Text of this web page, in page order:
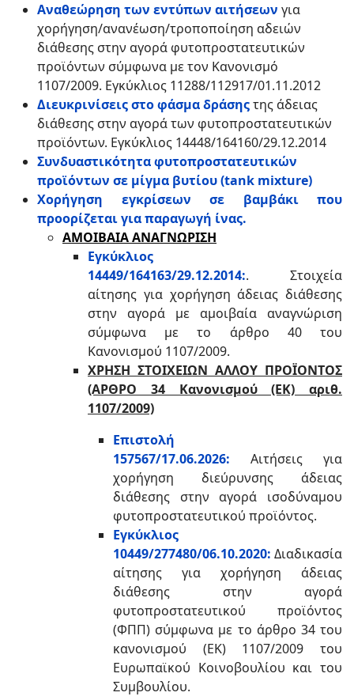
Αναθεώρηση των εντύπων αιτήσεων για
χορήγηση/ανανέωση/τροποποίηση αδειών
διάθεσης στην αγορά φυτοπροστατευτικών
προϊόντων σύμφωνα με τον Κανονισμό
1107/2009. Εγκύκλιος 11288/112917/01.11.2012
Διευκρινίσεις στο φάσμα δράσηςτης άδειας
διάθεσης στην αγορά των φυτοπροστατευτικών
προϊόντων. Εγκύκλιος 14448/164160/29.12.2014
Συνδυαστικότητα φυτοπροστατευτικών
προϊόντων σε μίγμα βυτίου (tank mixture)
Χορήγηση εγκρίσεων σε βαμβάκι που
προορίζεται για παραγωγή ίνας.
ΑΜΟΙΒΑΙΑ ΑΝΑΓΝΩΡΙΣΗ
Εγκύκλιος
14449/164163/29.12.2014:. Στοιχεία
αίτησης για χορήγηση άδειας διάθεσης
στην αγορά με αμοιβαία αναγνώριση
σύμφωνα με το άρθρο 40 του
Κανονισμού 1107/2009.
ΧΡΗΣΗ ΣΤΟΙΧΕΙΩΝ ΑΛΛΟΥ ΠΡΟΪΟΝΤΟΣ
(ΑΡΘΡΟ 34 Κανονισμού (ΕΚ) αριθ.
1107/2009)
Επιστολή
157567/17.06.2026: Αιτήσεις για
χορήγηση διεύρυνσης άδειας
διάθεσης στην αγορά ισοδύναμου
φυτοπροστατευτικού προϊόντος.
Εγκύκλιος
10449/277480/06.10.2020: Διαδικασία
αίτησης για χορήγηση άδειας
διάθεσης στην αγορά
φυτοπροστατευτικού προϊόντος
(ΦΠΠ) σύμφωνα με το άρθρο 34 του
κανονισμού (ΕΚ) 1107/2009 του
Ευρωπαϊκού Κοινοβουλίου και του
Συμβουλίου.